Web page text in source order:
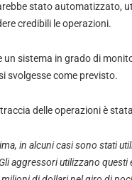
stato automatizzato,
credibili le operazioni.
sistema in grado di
svolgesse come previsto.
delle operazioni è
in alcuni casi sono stati
aggressori utilizzano questi